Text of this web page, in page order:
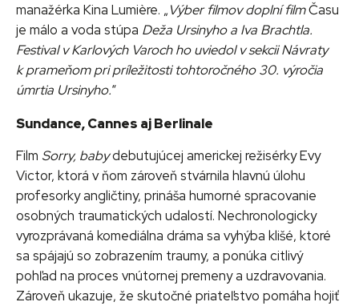
manažérka Kina Lumière. „Výber filmov doplní filmČasu
je málo a voda stúpa Deža Ursinyho a Iva Brachtla.
Festival v Karlových Varoch ho uviedol v sekcii Návraty
k prameňom pri príležitosti tohtoročného 30. výročia
úmrtia Ursinyho.“
Sundance, Cannes aj Berlinale
Film Sorry, babydebutujúcej americkej režisérky Evy
Victor, ktorá v ňom zároveň stvárnila hlavnú úlohu
profesorky angličtiny, prináša humorné spracovanie
osobných traumatických udalostí. Nechronologicky
vyrozprávaná komediálna dráma sa vyhýba klišé, ktoré
sa spájajú so zobrazením traumy, a ponúka citlivý
pohľad na proces vnútornej premeny a uzdravovania.
Zároveň ukazuje, že skutočné priateľstvo pomáha hojiť